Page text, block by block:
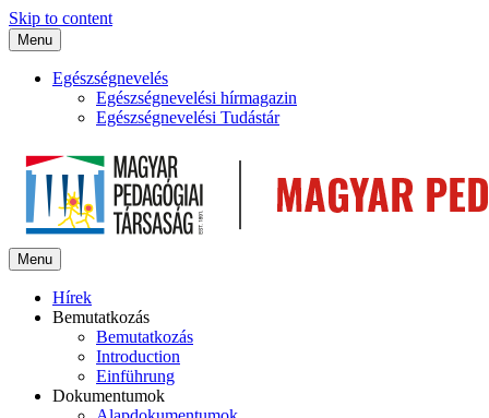
Skip to content
Menu
Egészségnevelés
Egészségnevelési hírmagazin
Egészségnevelési Tudástár
Menu
Hírek
Bemutatkozás
Bemutatkozás
Introduction
Einführung
Dokumentumok